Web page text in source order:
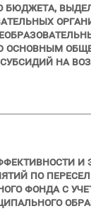
бюджета,
на
по
фонда с